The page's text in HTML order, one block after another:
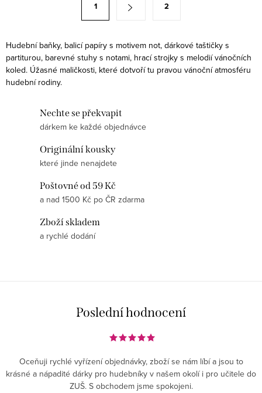
c
í
p
r
á
n
k
1 2
Hudební baňky, balicí papíry s motivem not, dárkové taštičky s
partiturou, barevné stuhy s notami, hrací strojky s melodií vánočních
koled. Úžasné maličkosti, které dotvoří tu pravou vánoční atmosféru
hudební rodiny.
Nechte se překvapit
dárkem ke každé objednávce
Originální kousky
které jinde nenajdete
Poštovné od 59 Kč
a nad 1500 Kč po ČR zdarma
Zboží skladem
a rychlé dodání
Poslední hodnocení
Oceňuji rychlé vyřízení objednávky, zboží se nám líbí a jsou to
krásné a nápadité dárky pro hudebníky v našem okolí i pro učitele do
ZUŠ. S obchodem jsme spokojeni.